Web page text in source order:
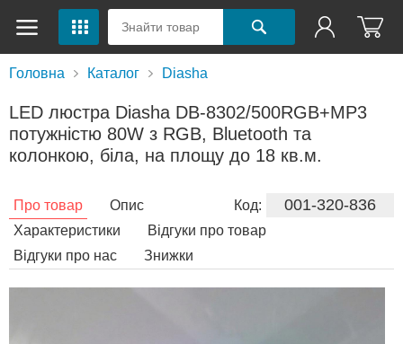
Головна Каталог Diasha
LED люстра Diasha DB-8302/500RGB+MP3
потужністю 80W з RGB, Bluetooth та
колонкою, біла, на площу до 18 кв.м.
Код: 001-320-836
Про товар
Опис
Характеристики
Відгуки про товар
Відгуки про нас
Знижки